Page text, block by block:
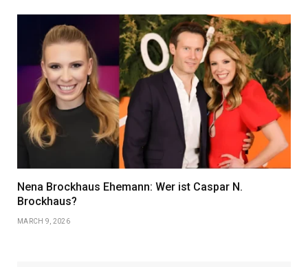
Nena Brockhaus Ehemann: Wer ist Caspar N.
Brockhaus?
MARCH 9, 2026